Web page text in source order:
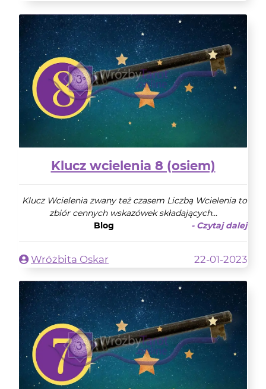
Klucz wcielenia 8 (osiem)
Klucz Wcielenia zwany też czasem Liczbą Wcielenia to
zbiór cennych wskazówek składających...
Blog
- Czytaj dalej
Wróżbita Oskar 22-01-2023